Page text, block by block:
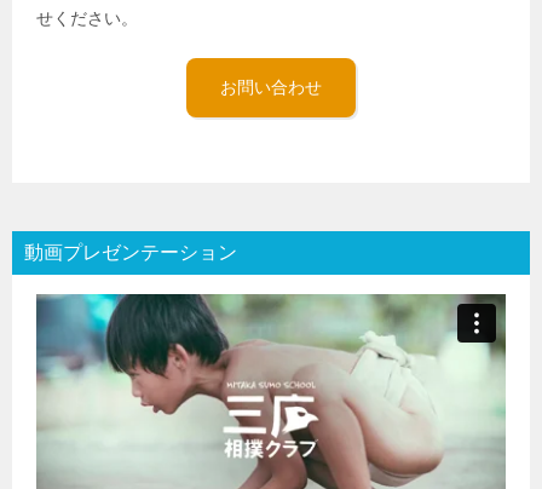
せください。
お問い合わせ
動画プレゼンテーション